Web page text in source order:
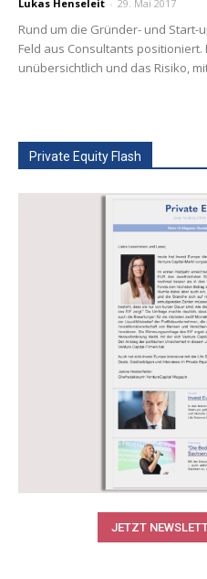
Lukas Henseleit - 29. Mai 2017
Rund um die Gründer- und Start-
Feld aus Consultants positioniert.
unübersichtlich und das Risiko,
Private Equity Flash
JETZT